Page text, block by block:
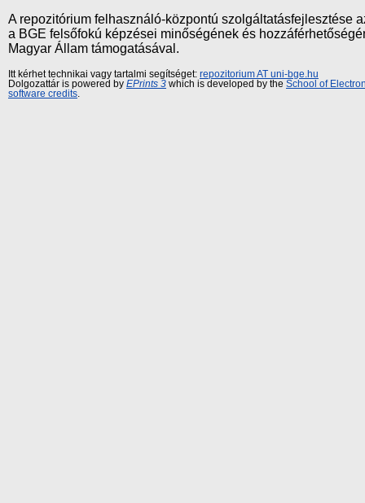
A repozitórium felhasználó-központú szolgáltatásfejlesztése
a BGE felsőfokú képzései minőségének és
Magyar Állam támogatásával.
Itt kérhet technikai vagy tartalmi segítséget: repozitorium AT uni-bge.hu
Dolgozattár is powered by EPrints 3 which is developed by the School of
software credits